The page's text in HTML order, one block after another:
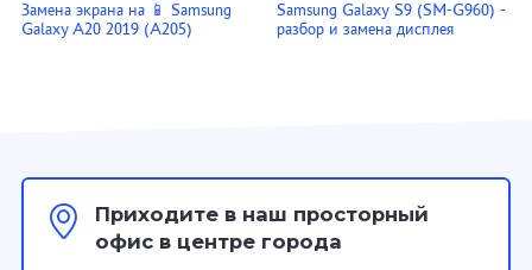
Замена экрана на 📱 Samsung
Galaxy A20 2019 (A205)
Samsung Galaxy S9 (SM-G960) -
разбор и замена дисплея
Приходите в наш просторный
офис в центре города